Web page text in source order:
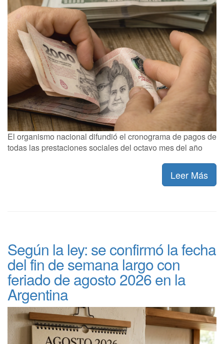
El organismo nacional difundió el cronograma de pagos de
todas las prestaciones sociales del octavo mes del año
Leer Más
Según la ley: se confirmó la fecha
del fin de semana largo con
feriado de agosto 2026 en la
Argentina